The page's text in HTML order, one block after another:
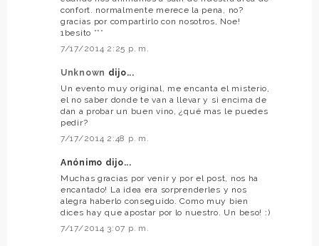
confort. normalmente merece la pena, no?
gracias por compartirlo con nosotros, Noe!
1besito ***
7/17/2014 2:25 p. m.
Unknown dijo...
Un evento muy original, me encanta el misterio,
el no saber donde te van a llevar y si encima de
dan a probar un buen vino, ¿qué mas le puedes
pedir?
7/17/2014 2:48 p. m.
Anónimo dijo...
Muchas gracias por venir y por el post, nos ha
encantado! La idea era sorprenderles y nos
alegra haberlo conseguido. Como muy bien
dices hay que apostar por lo nuestro. Un beso! :)
7/17/2014 3:07 p. m.